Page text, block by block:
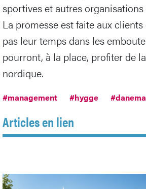
sportives et autres
La promesse est faite aux
pas leur temps dans les
pourront, à la place, profiter de
nordique.
#management #hygge
Articles en lien